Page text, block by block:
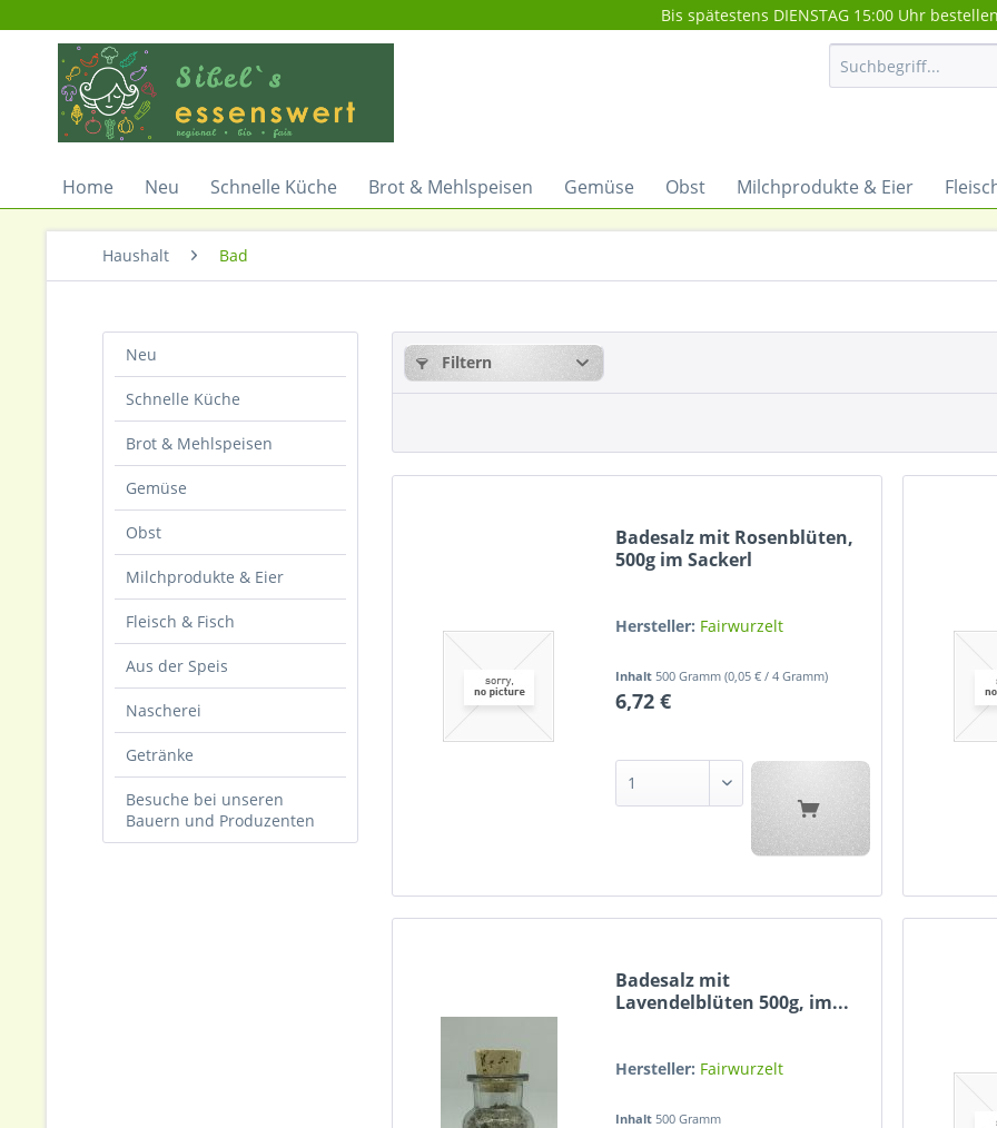
Bis spätestens DIENSTAG 15:00 Uhr
Home Neu Schnelle Küche Brot & Mehlspeisen Gemüse Obst Milchprodukte & Eier
Haushalt Bad
Neu
Schnelle Küche
Brot & Mehlspeisen
Gemüse
Obst
Milchprodukte & Eier
Fleisch & Fisch
Aus der Speis
Nascherei
Getränke
Besuche bei unseren
Bauern und Produzenten
Filtern
Badesalz mit Rosenblüten,
500g im Sackerl
Hersteller: Fairwurzelt
Inhalt500 Gramm(0,05 € / 4 Gramm)
6,72 €
Badesalz mit
Lavendelblüten 500g, im...
Hersteller: Fairwurzelt
Inhalt 500 Gramm